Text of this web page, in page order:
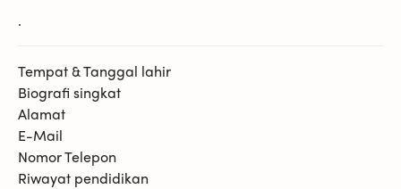
.
Tempat & Tanggal lahir
Biografi singkat
Alamat
E-Mail
Nomor Telepon
Riwayat pendidikan